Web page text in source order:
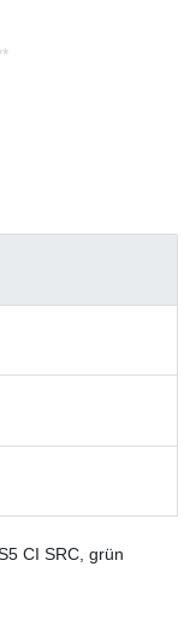
CI SRC, grün